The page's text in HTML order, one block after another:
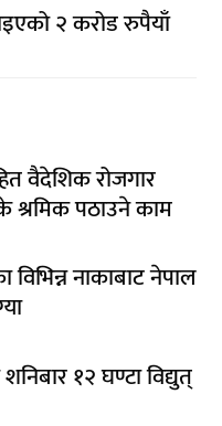
२ करोड रुपैयाँ
वैदेशिक रोजगार
श्रमिक पठाउने काम
नाकाबाट नेपाल
१२ घण्टा विद्युत्